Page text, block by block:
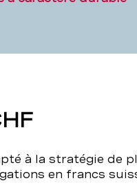
à la stratégie de
en francs